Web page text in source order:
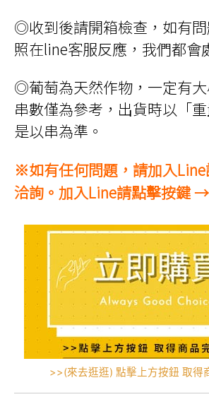
◎收到後請開箱檢查，如有
照在line客服反應，我們都會
◎葡萄為天然作物，一定有
串數僅為參考，出貨時以「
是以串為準。
※如有任何問題，請加入
洽詢。加入Line請點擊按鍵 →
>>(來去逛逛) 點擊上方按鈕 取得